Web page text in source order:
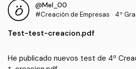
@Mel_00
#Creación de Empresas · 4º
Test-test-creacion.pdf
He publicado nuevos test de 4º